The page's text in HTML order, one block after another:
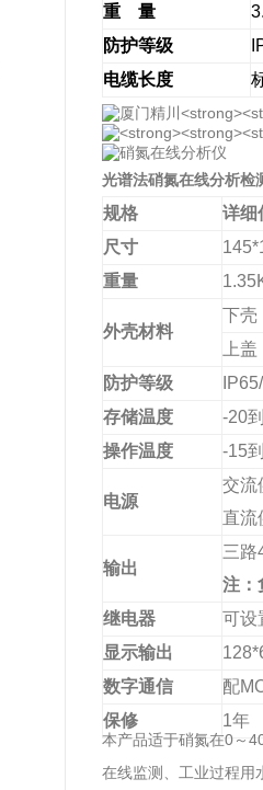
重
量
防护等级
电缆长度
光谱法硝氮在线分析检
规格
详细
尺寸
重量
外壳材料
下壳
上盖
防护等级
存储温度
-20到
操作温度
-15到
电源
交流
直流
输出
三路
注：
继电器
可设
显示输出
数字通信
配
保修
1年
本产品适于硝氮在0～
在线监测、工业过程用